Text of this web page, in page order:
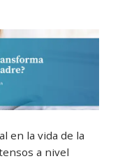
en la vida de la
a nivel